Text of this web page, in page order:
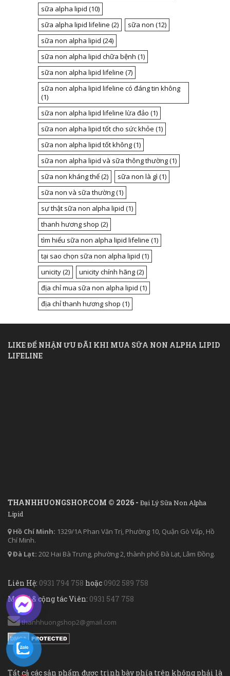
sữa alpha lipid (10)
sữa alpha lipid lifeline (2) sữa non (12)
sữa non alpha lipid (24)
sữa non alpha lipid chữa bệnh (1)
sữa non alpha lipid lifeline (7)
sữa non alpha lipid lifeline có đáng tin không
(1)
sữa non alpha lipid lifeline lừa đảo (1)
sữa non alpha lipid tốt cho sức khỏe (1)
sữa non alpha lipid tốt không(1)
sữa non alpha lipid và sữa thông thường(1)
sữa non kháng thể(2) sữa non là gì (1)
sữa non và sữa thường(1)
sự thật sữa non alpha lipid (1)
thanh hương shop (2)
tìm hiểu sữa non alpha lipid lifeline (1)
tại sao chọn sữa non alpha lipid (1)
unicity(2) unicity chính hãng(2)
địa chỉ mua sữa non alpha lipid (1)
địa chỉ thanh hương shop (1)
LIKE ĐỂ NHẬN ƯU ĐÃI KHI MUA SỮA NON ALPHA LIPID
LIFELINE
THANHHUONGSHOP.COM © 2026 - Đại Lý Sữa Non Alpha
Lipid
Hồ Chí Minh: 1329/1A Phan Văn Trị, Phường 10, Quận Gò Vấp, Hồ
Chí Minh.
Đà Lạt: 202 Hai Bà Trưng, phường 2, thành phố Đà Lạt, Lâm Đồng.
Liên Hệ: 0931 794 758 hoặc 0902 589 758
Mua sỉ & cộng tác Viên: 0931 547 758
thanhhuongshop2@gmail.com
Tất cả các sản phẩm được trình bày phía trên không phải là